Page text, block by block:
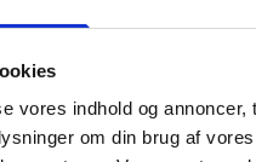
vores indhold og
om din brug af
du vælge Nokia